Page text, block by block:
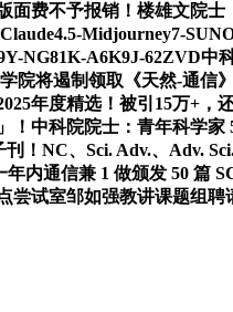
不予报销！楼雄文院士
Midjourney7-
NG81K-A6K9J-62ZVD中
院将遏制领取《天然-通信
年度精选！被引15万+，
中科院院士：青年科学家
！NC、Sci. Adv.、Adv.
内通信兼 1 做颁发 50 篇
试室邹如强教讲课题组